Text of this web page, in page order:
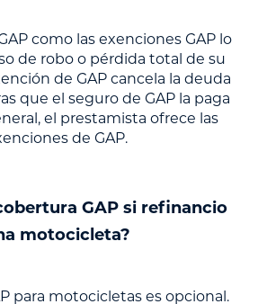
como las exenciones GAP lo
de robo o pérdida total de su
de GAP cancela la deuda
que el seguro de GAP la paga
el prestamista ofrece las
de GAP.
GAP si refinancio
motocicleta?
para motocicletas es opcional.